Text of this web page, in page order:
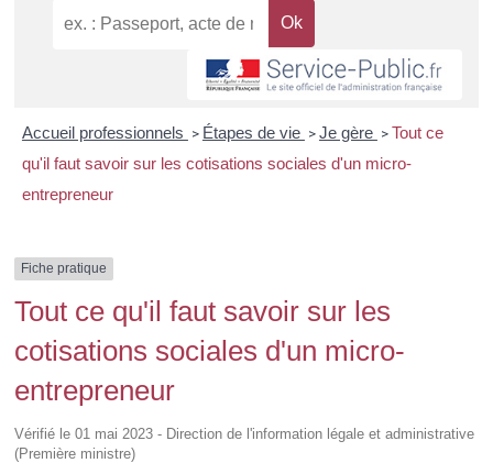
Accueil professionnels > Étapes de vie > Je gère > Tout ce
qu'il faut savoir sur les cotisations sociales d'un micro-
entrepreneur
Fiche pratique
Tout ce qu'il faut savoir sur les
cotisations sociales d'un micro-
entrepreneur
Vérifié le 01 mai 2023 - Direction de l'information légale et administrative
(Première ministre)